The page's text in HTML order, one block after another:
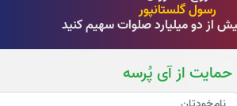
رسول گلستانپور
از دو میلیارد صلوات سهیم کنید
حمایت از آی پُرسه
مشهد
در کل طول یک سال، هر هفته
با 80% تخفیف